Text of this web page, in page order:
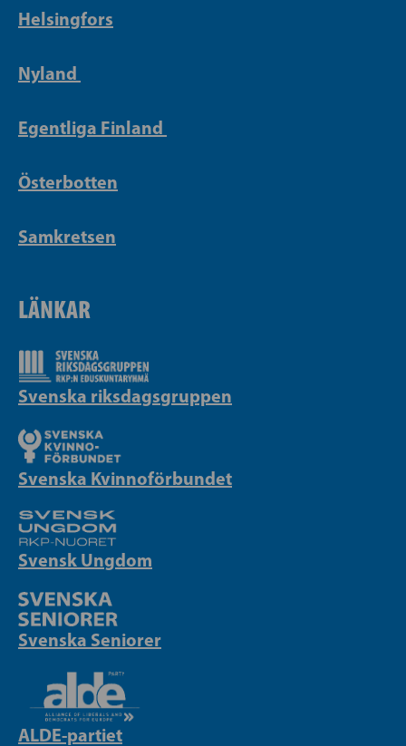
Helsingfors
Nyland
Egentliga Finland
Österbotten
Samkretsen
LÄNKAR
Svenska riksdagsgruppen
Svenska Kvinnoförbundet
Svensk Ungdom
Svenska Seniorer
ALDE-partiet